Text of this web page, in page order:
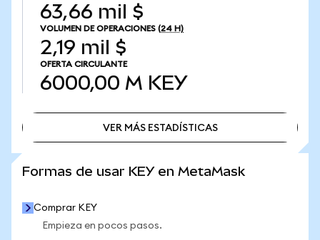
63,66 mil $
VOLUMEN DE OPERACIONES (24 H)
2,19 mil $
OFERTA CIRCULANTE
6000,00 M KEY
VER MÁS ESTADÍSTICAS
Formas de usar KEY en MetaMask
Comprar KEY
Empieza en pocos pasos.